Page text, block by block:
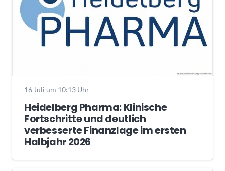
16 Juli um 10:13 Uhr
Heidelberg Pharma: Klinische
Fortschritte und deutlich
verbesserte Finanzlage im ersten
Halbjahr 2026